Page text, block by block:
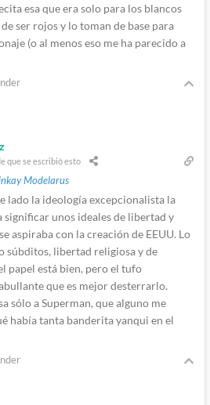
esa que era solo para los blancos
ser rojos y lo toman de base para
(o al menos eso me ha parecido a
que se escribió esto
Modelarus
lado la ideología excepcionalista la
significar unos ideales de libertad y
aspiraba con la creación de EEUU. Lo
súbditos, libertad religiosa y de
papel está bien, pero el tufo
que es mejor desterrarlo.
sólo a Superman, que alguno me
había tanta banderita yanqui en el